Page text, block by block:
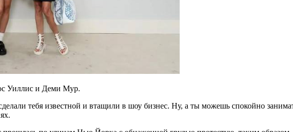
Уиллис и Деми Мур.
тебя известной и втащили в шоу бизнес. Ну, а ты можешь спокойно